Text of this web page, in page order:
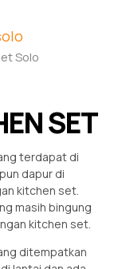
Solo
SET
terdapat di
dapur di
kitchen set.
masih bingung
kitchen set.
ditempatkan